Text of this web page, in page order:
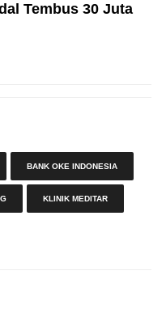
Tembus 30 Juta
BANK OKE INDONESIA
KLINIK MEDITAR